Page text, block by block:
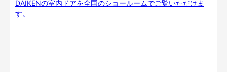
DAIKENの室内ドアを全国のショールームでご覧いただけま
す。